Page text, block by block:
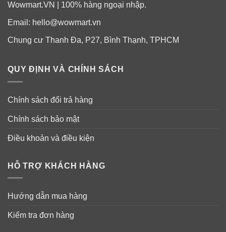
Wowmart.VN | 100% hàng ngoại nhập.
Email: hello@wowmart.vn
Chung cư Thanh Đa, P27, Bình Thạnh, TPHCM
QUY ĐỊNH VÀ CHÍNH SÁCH
Chính sách đổi trả hàng
Chính sách bảo mật
Điều khoản và điều kiện
HỖ TRỢ KHÁCH HÀNG
Hướng dẫn mua hàng
Kiểm tra đơn hàng